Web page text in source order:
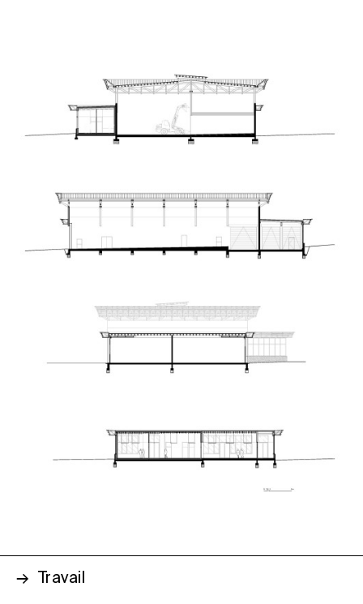
Travail